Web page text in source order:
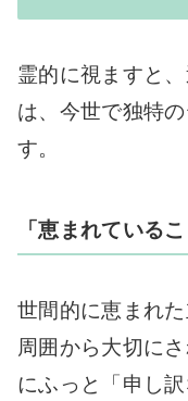
霊的に視ますと
は、今世で独特
す。
「恵まれている
世間的に恵まれ
周囲から大切に
にふっと「申し